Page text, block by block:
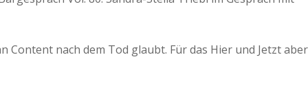
Content nach dem Tod glaubt. Für das Hier und Jetzt aber